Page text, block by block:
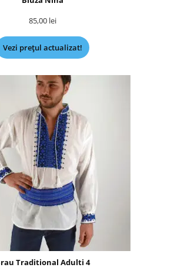
85,00 lei
Vezi prețul actualizat!
Traditional Adulti 4